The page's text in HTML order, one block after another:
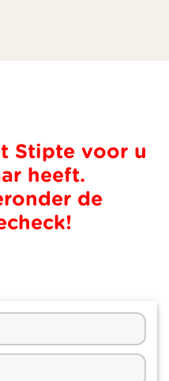
Stipte voor u
heeft.
de